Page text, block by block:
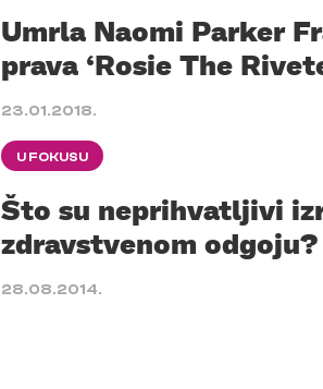
Umrla Naomi Parker
prava ‘Rosie The
23.01.2018.
U FOKUSU
Što su neprihvatljivi
zdravstvenom odgoju?
28.08.2014.